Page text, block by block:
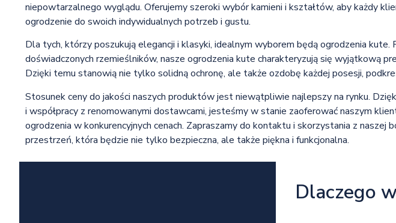
niepowtarzalnego wyglądu. Oferujemy szeroki wybór kamieni i kształtów, aby każdy
ogrodzenie do swoich indywidualnych potrzeb i gustu.
Dla tych, którzy poszukują elegancji i klasyki, idealnym wyborem będą ogrodzenia kute.
doświadczonych rzemieślników, nasze ogrodzenia kute charakteryzują się wyjątkową
Dzięki temu stanowią nie tylko solidną ochronę, ale także ozdobę każdej posesji,
Stosunek ceny do jakości naszych produktów jest niewątpliwie najlepszy na rynku.
i współpracy z renomowanymi dostawcami, jesteśmy w stanie zaoferować naszym
ogrodzenia w konkurencyjnych cenach. Zapraszamy do kontaktu i skorzystania z naszej
przestrzeń, która będzie nie tylko bezpieczna, ale także piękna i funkcjonalna.
Dlaczego